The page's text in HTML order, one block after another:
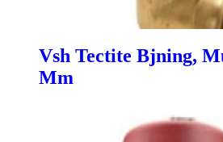
Vsh Tectite Bjning,
Mm